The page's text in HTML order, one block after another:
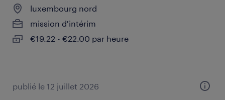
luxembourg nord
mission d'intérim
€19.22 - €22.00 par heure
publié le 12 juillet 2026